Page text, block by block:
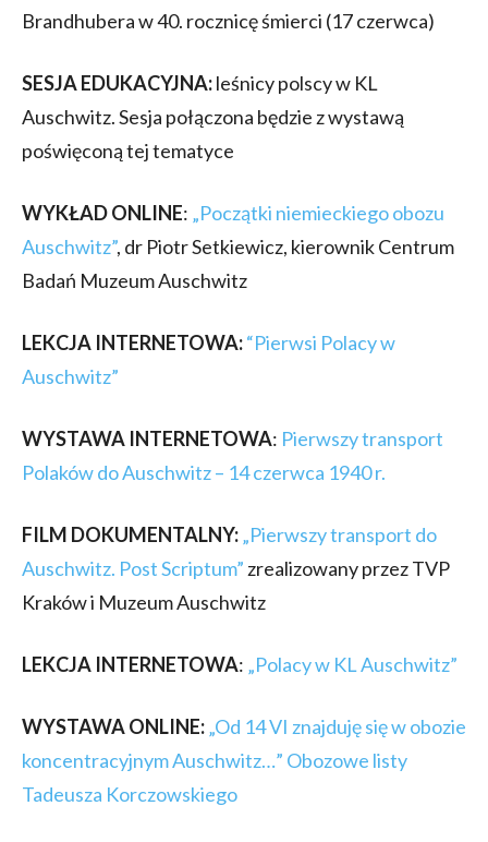
Brandhubera w 40. rocznicę śmierci (17 czerwca)
SESJA EDUKACYJNA:leśnicy polscy w KL
Auschwitz. Sesja połączona będzie z wystawą
poświęconą tej tematyce
WYKŁAD ONLINE: „Początki niemieckiego obozu
Auschwitz”, dr Piotr Setkiewicz, kierownik Centrum
Badań Muzeum Auschwitz
LEKCJA INTERNETOWA:“Pierwsi Polacy w
Auschwitz”
WYSTAWA INTERNETOWA: Pierwszy transport
Polaków do Auschwitz – 14 czerwca 1940 r.
FILM DOKUMENTALNY:„Pierwszy transport do
Auschwitz. Post Scriptum” zrealizowany przez TVP
Kraków i Muzeum Auschwitz
LEKCJA INTERNETOWA: „Polacy w KL Auschwitz”
WYSTAWA ONLINE:„Od 14 VI znajduję się w obozie
koncentracyjnym Auschwitz…” Obozowe listy
Tadeusza Korczowskiego